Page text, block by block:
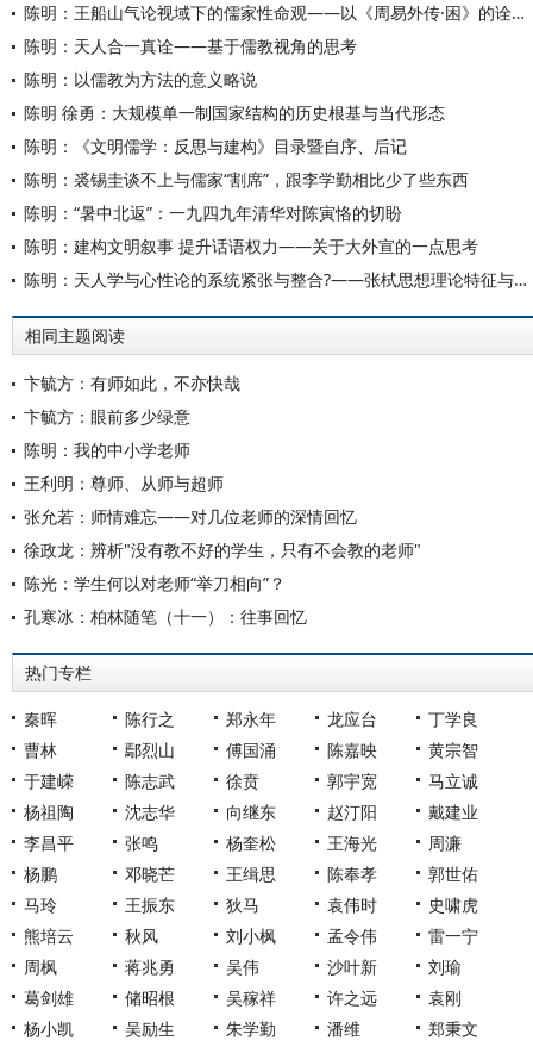
陈明：王船山气论视域下的儒家性命观——以《周易外传·困》的诠释为中心
陈明：天人合一真诠——基于儒教视角的思考
陈明：以儒教为方法的意义略说
陈明 徐勇：大规模单一制国家结构的历史根基与当代形态
陈明：《文明儒学：反思与建构》目录暨自序、后记
陈明：裘锡圭谈不上与儒家“割席”，跟李学勤相比少了些东西
陈明：“暑中北返”：一九四九年清华对陈寅恪的切盼
陈明：建构文明叙事 提升话语权力——关于大外宣的一点思考
陈明：天人学与心性论的系统紧张与整合?——张栻思想理论特征与意义的文明论阐释
相同主题阅读
卞毓方：有师如此，不亦快哉
卞毓方：眼前多少绿意
陈明：我的中小学老师
王利明：尊师、从师与超师
张允若：师情难忘——对几位老师的深情回忆
徐政龙：辨析"没有教不好的学生，只有不会教的老师"
陈光：学生何以对老师“举刀相向”？
孔寒冰：柏林随笔（十一）：往事回忆
热门专栏
秦晖 陈行之 郑永年 龙应台
丁学良
曹林
鄢烈山 傅国涌 陈嘉映
黄宗智
于建嵘
陈志武 徐贲 郭宇宽
马立诚
杨祖陶
沈志华 向继东 赵汀阳
戴建业
李昌平
张鸣 杨奎松 王海光
周濂
杨鹏
邓晓芒 王缉思 陈奉孝
郭世佑
马玲
王振东 狄马 袁伟时
史啸虎
熊培云
秋风 刘小枫 孟令伟
雷一宁
周枫
蒋兆勇 吴伟 沙叶新
刘瑜
葛剑雄
储昭根 吴稼祥 许之远
袁刚
杨小凯
吴励生 朱学勤 潘维 郑秉文